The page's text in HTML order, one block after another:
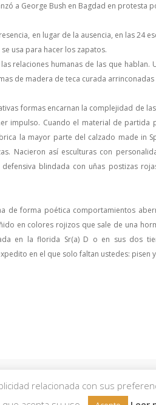
a George Bush en Bagdad en protesta
en lugar de la ausencia, en las 24
usa para hacer los zapatos.
relaciones humanas de las que
de madera de teca curada
formas encarnan la complejidad de
impulso. Cuando el material de
la mayor parte del calzado made in
Nacieron así esculturas con
blindada con uñas postizas
de forma poética comportamientos
en colores rojizos que sale de una
en la florida Sr(a) D o en sus dos
en el que solo faltan ustedes: pisen
|Política de Privacidad| Política de
relacionada con sus